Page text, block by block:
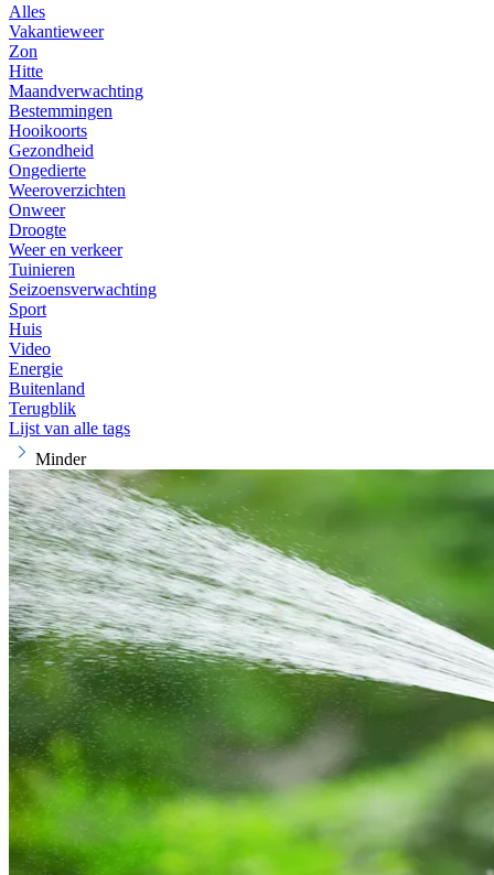
Alles
Vakantieweer
Zon
Hitte
Maandverwachting
Bestemmingen
Hooikoorts
Gezondheid
Ongedierte
Weeroverzichten
Onweer
Droogte
Weer en verkeer
Tuinieren
Seizoensverwachting
Sport
Huis
Video
Energie
Buitenland
Terugblik
Lijst van alle tags
Minder